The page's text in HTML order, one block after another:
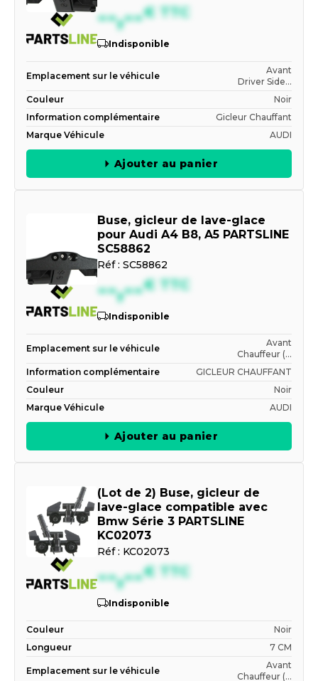
--,--€ TTC
Indisponible
Emplacement sur le véhicule
Avant
Driver Side...
Couleur
Noir
Information complémentaire
Gicleur Chauffant
Marque Véhicule
AUDI
Ajouter au panier
Buse, gicleur de lave-glace
pour Audi A4 B8, A5 PARTSLINE
SC58862
Réf : SC58862
--,--€ TTC
Indisponible
Emplacement sur le véhicule
Avant
Chauffeur (...
Information complémentaire
GICLEUR CHAUFFANT
Couleur
Noir
Marque Véhicule
AUDI
Ajouter au panier
(Lot de 2) Buse, gicleur de
lave-glace compatible avec
Bmw Série 3 PARTSLINE
KC02073
Réf : KC02073
--,--€ TTC
Indisponible
Couleur
Noir
Longueur
7 CM
Emplacement sur le véhicule
Avant
Chauffeur (...